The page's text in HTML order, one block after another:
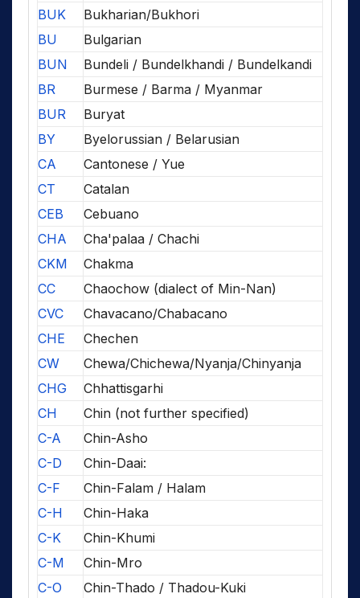
BUK
Bukharian/Bukhori
BU
Bulgarian
BUN
Bundeli / Bundelkhandi / Bundelkandi
BR
Burmese / Barma / Myanmar
BUR
Buryat
BY
Byelorussian / Belarusian
CA
Cantonese / Yue
CT
Catalan
CEB
Cebuano
CHA
Cha'palaa / Chachi
CKM
Chakma
CC
Chaochow (dialect of Min-Nan)
CVC
Chavacano/Chabacano
CHE
Chechen
CW
Chewa/Chichewa/Nyanja/Chinyanja
CHG
Chhattisgarhi
CH
Chin (not further specified)
C-A
Chin-Asho
C-D
Chin-Daai:
C-F
Chin-Falam / Halam
C-H
Chin-Haka
C-K
Chin-Khumi
C-M
Chin-Mro
C-O
Chin-Thado / Thadou-Kuki